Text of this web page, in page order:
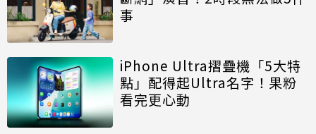
事
iPhone Ultra摺疊機「5大特
點」配得起Ultra名字！果粉
看完更心動